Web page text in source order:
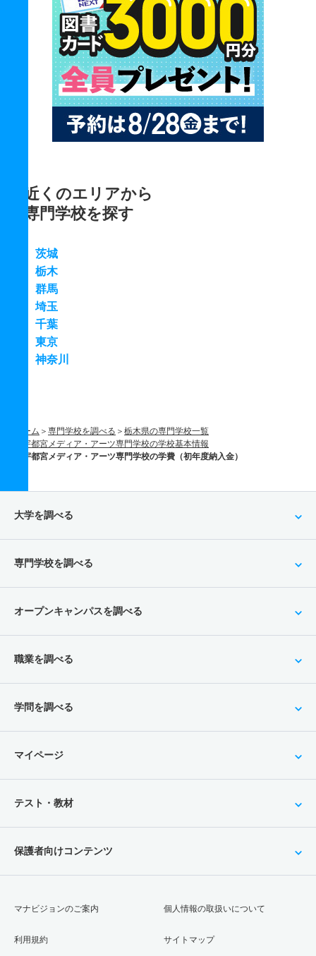
近くのエリアから
専門学校を探す
茨城
栃木
群馬
埼玉
千葉
東京
神奈川
ホーム 専門学校を調べる
栃木県の専門学校一覧
宇都宮メディア・アーツ専門学校の学校基本情報
宇都宮メディア・アーツ専門学校の学費（初年度納入金）
大学を調べる
専門学校を調べる
オープンキャンパスを調べる
職業を調べる
学問を調べる
マイページ
テスト・教材
保護者向けコンテンツ
マナビジョンのご案内
利用規約
個人情報の取扱いについて
サイトマップ